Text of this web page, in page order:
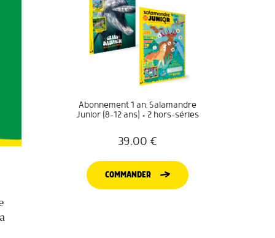
Abonnement 1 an, Salamandre
Junior (8-12 ans) + 2 hors-séries
39.00 €
COMMANDER